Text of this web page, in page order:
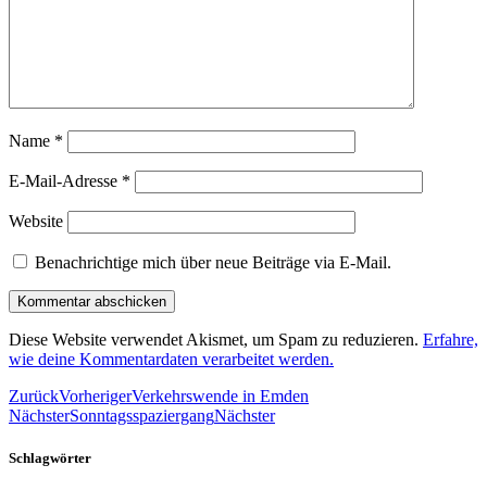
Name *
E-Mail-Adresse *
Website
Benachrichtige mich über neue Beiträge via E-Mail.
Diese Website verwendet Akismet, um Spam zu reduzieren. Erfahre,
wie deine Kommentardaten verarbeitet werden.
ZurückVorherigerVerkehrswende in Emden
NächsterSonntagsspaziergangNächster
Schlagwörter